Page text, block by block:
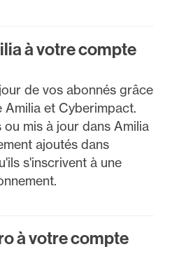
à votre compte
de vos abonnés grâce
et Cyberimpact.
mis à jour dans Amilia
ajoutés dans
s'inscrivent à une
à votre compte